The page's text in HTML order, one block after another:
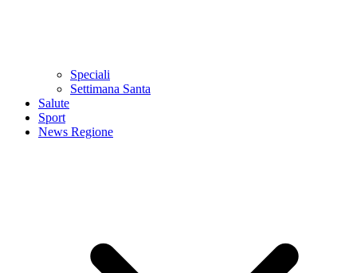
Speciali
Settimana Santa
Salute
Sport
News Regione